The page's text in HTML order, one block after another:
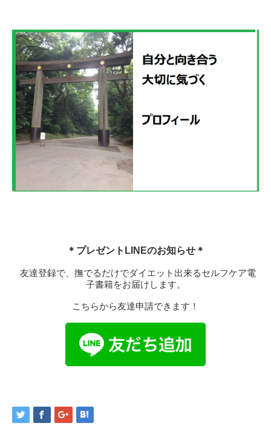
＊プレゼントLINEのお知らせ＊
友達登録で、撫でるだけでダイエット出来るセルフケア電
子書籍をお届けします。
こちらから友達申請できます！